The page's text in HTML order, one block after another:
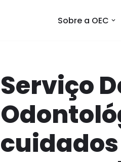
Sobre a OEC
Serviço